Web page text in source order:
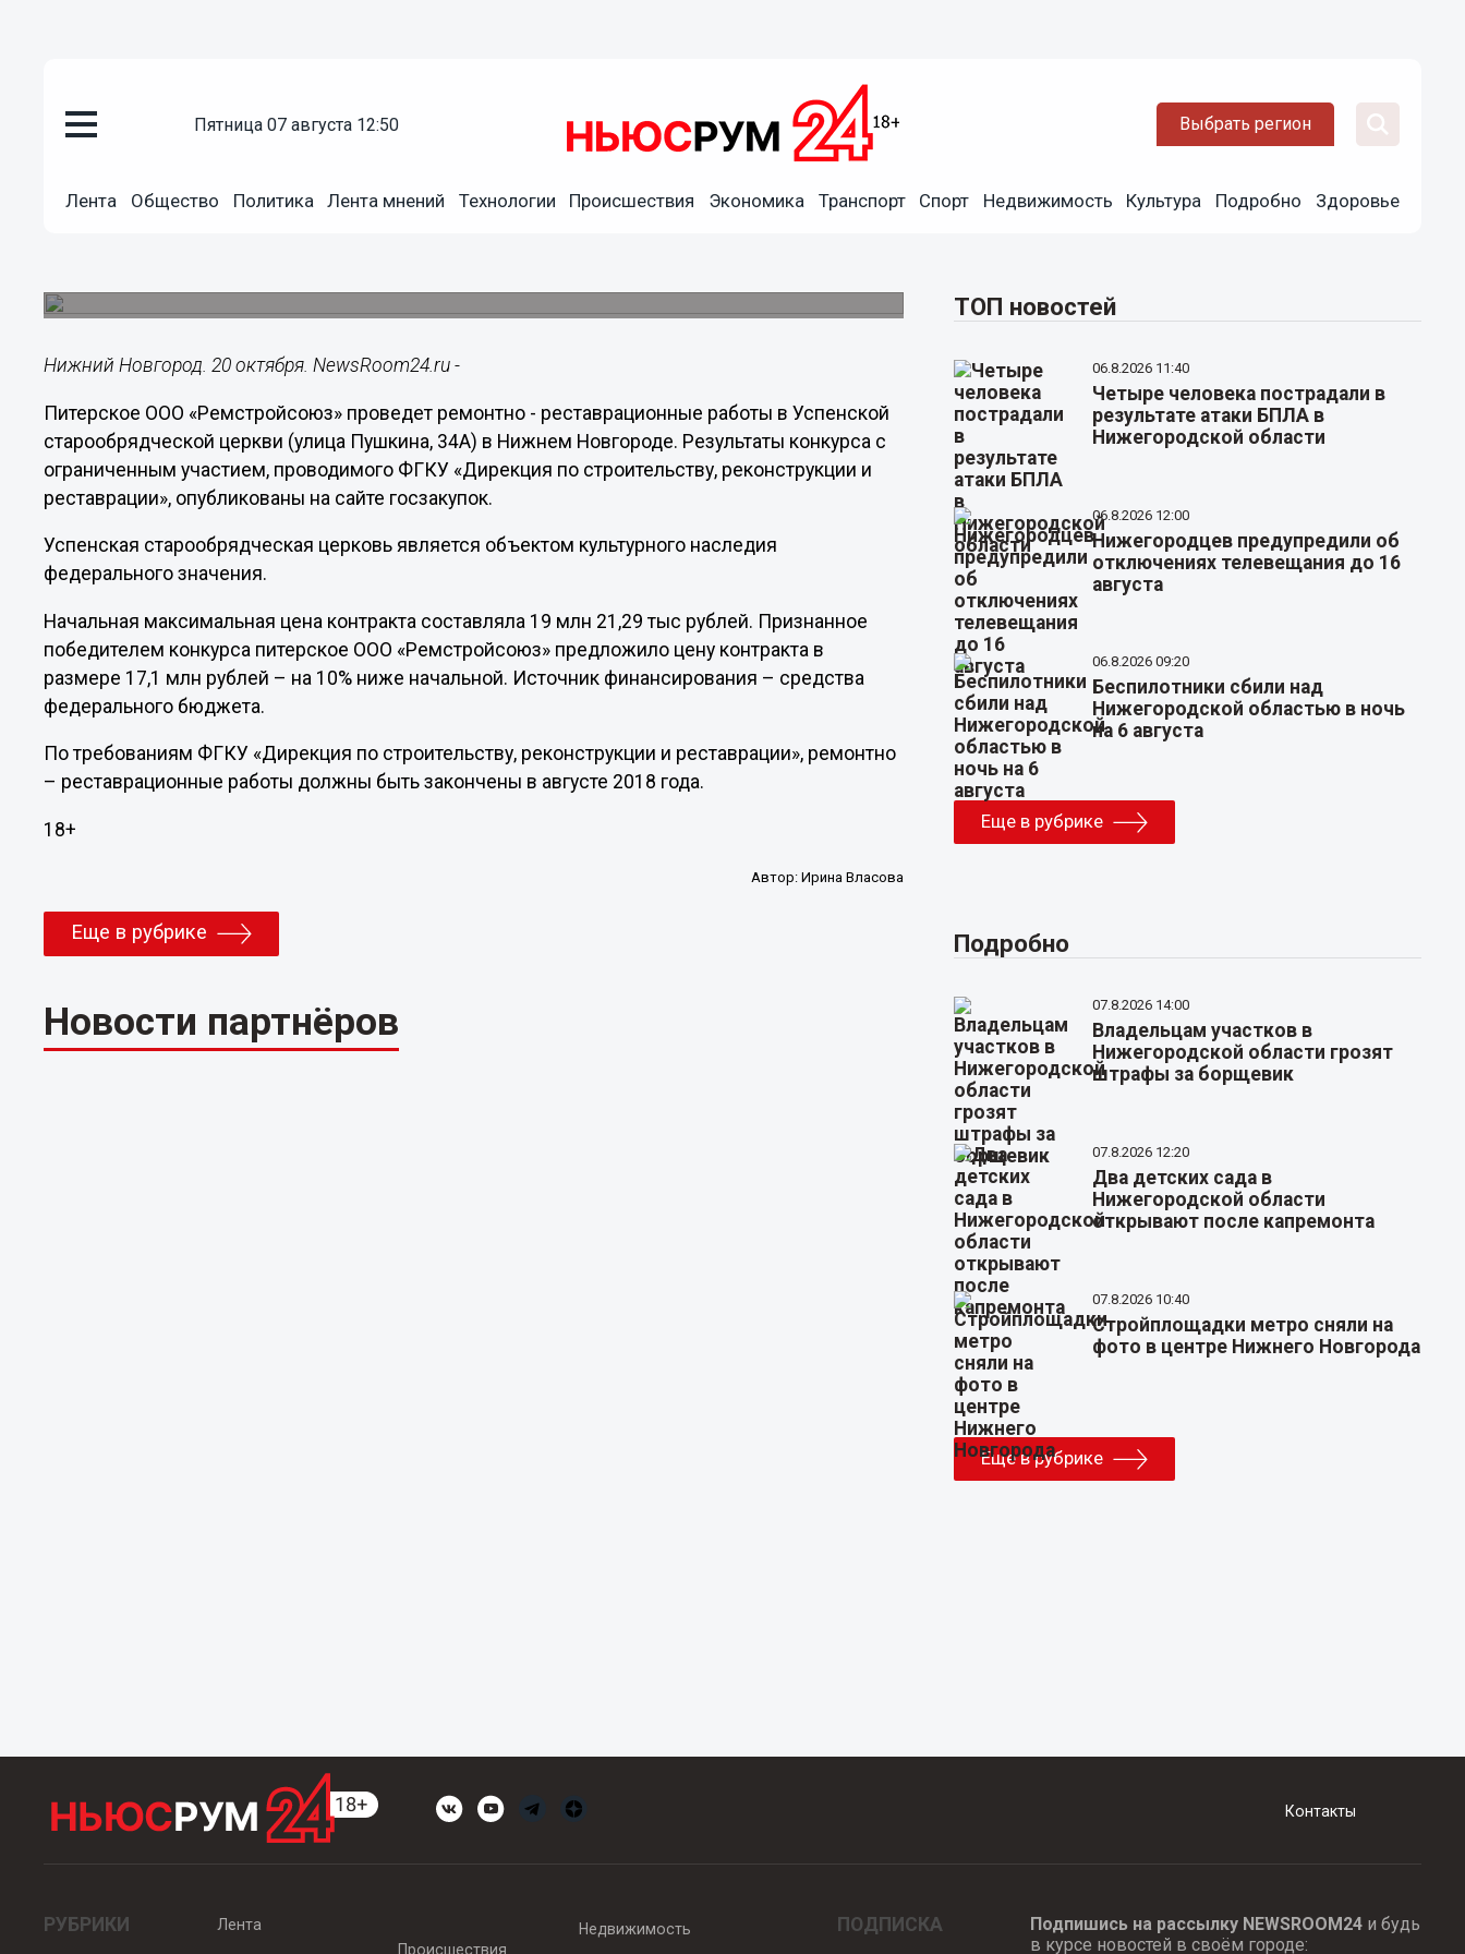
пятница 07 августа 12:50 Выбрать регион
Лента Общество Политика Лента мнений Технологии Происшествия Экономика Транспорт Спорт Недвижимость Культура Подробно Здоровье
ООО «Ремстройсоюз» отреставрирует старообрядческую
Нижний Новгород. 20 октября. NewsRoom24.ru -
Питерское ООО «Ремстройсоюз» проведет ремонтно - реставрационные работы в Успенской
старообрядческой церкви (улица Пушкина, 34А) в Нижнем Новгороде. Результаты конкурса с
ограниченным участием, проводимого ФГКУ «Дирекция по строительству, реконструкции и
реставрации», опубликованы на сайте госзакупок.
Успенская старообрядческая церковь является объектом культурного наследия
федерального значения.
Начальная максимальная цена контракта составляла 19 млн 21,29 тыс рублей. Признанное
победителем конкурса питерское ООО «Ремстройсоюз» предложило цену контракта в
размере 17,1 млн рублей – на 10% ниже начальной. Источник финансирования – средства
федерального бюджета.
По требованиям ФГКУ «Дирекция по строительству, реконструкции и реставрации», ремонтно
– реставрационные работы должны быть закончены в августе 2018 года.
18+
Автор: Ирина Власова
Еще в рубрике
Новости партнёров
ТОП новостей
06.8.2026 11:40
Четыре человека пострадали в
результате атаки БПЛА в
Нижегородской области
06.8.2026 12:00
Нижегородцев предупредили об
отключениях телевещания до 16
августа
06.8.2026 09:20
Беспилотники сбили над
Нижегородской областью в ночь
на 6 августа
Еще в рубрике
Подробно
07.8.2026 14:00
Владельцам участков в
Нижегородской области грозят
штрафы за борщевик
07.8.2026 12:20
Два детских сада в
Нижегородской области
открывают после капремонта
07.8.2026 10:40
Стройплощадки метро сняли на
фото в центре Нижнего Новгорода
Еще в рубрике
Контакты
РУБРИКИ
Лента
Происшествия
Недвижимость ПОДПИСКА Подпишись на рассылку NEWSROOM24и будь
в курсе новостей в своём городе: